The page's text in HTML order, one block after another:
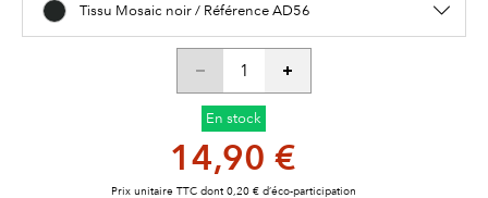
Tissu Mosaic noir / Référence AD56
En stock
14,90 €
Prix unitaire TTC dont 0,20 € d’éco-participation